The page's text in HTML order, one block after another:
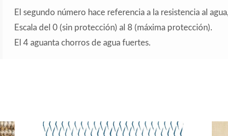
El segundo número hace referencia a la resistencia al
Escala del 0 (sin protección) al 8 (máxima protección).
El 4 aguanta chorros de agua fuertes.